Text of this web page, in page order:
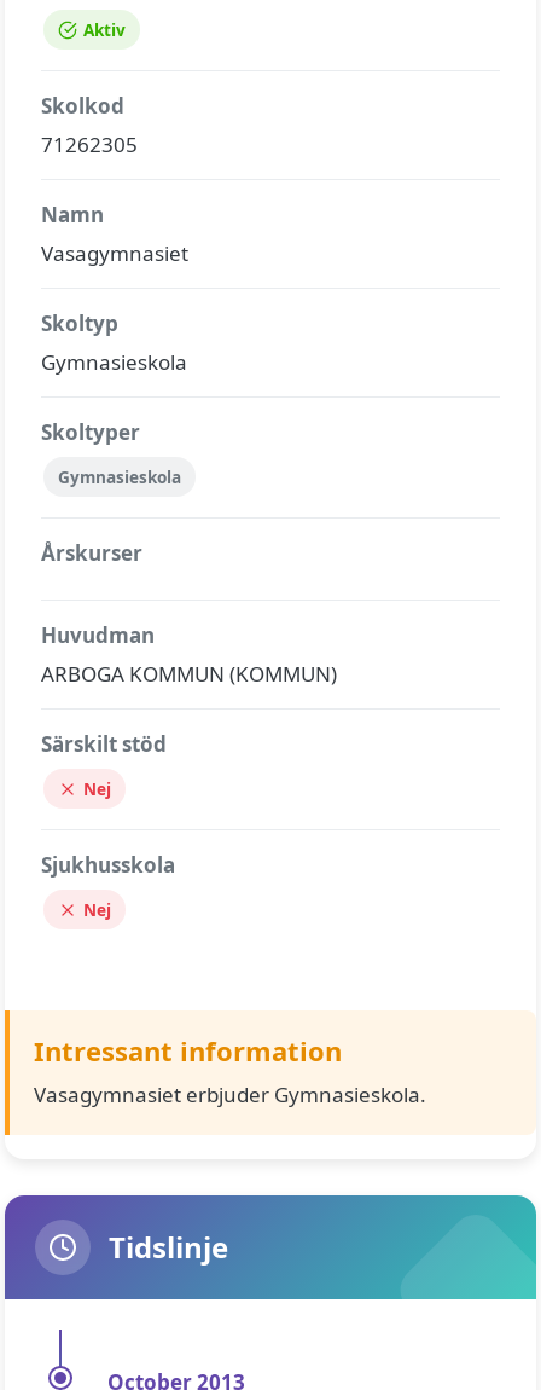
Aktiv
Skolkod
71262305
Namn
Vasagymnasiet
Skoltyp
Gymnasieskola
Skoltyper
Gymnasieskola
Årskurser
Huvudman
ARBOGA KOMMUN (KOMMUN)
Särskilt stöd
Nej
Sjukhusskola
Nej
Intressant information
Vasagymnasiet erbjuder Gymnasieskola.
Tidslinje
October 2013